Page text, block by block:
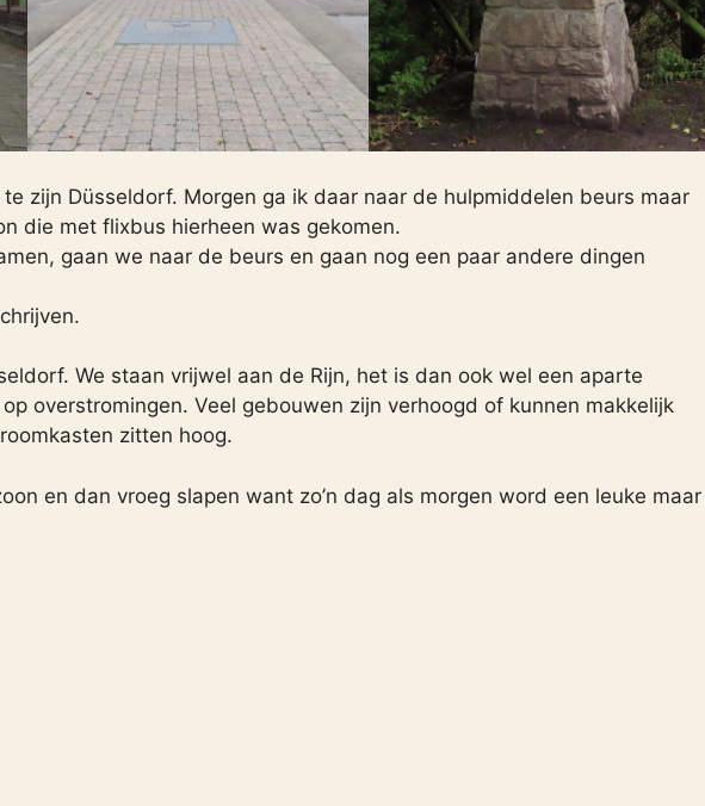
zijn Düsseldorf. Morgen ga ik daar naar de hulpmiddelen beurs maar
die met flixbus hierheen was gekomen.
gaan we naar de beurs en gaan nog een paar andere dingen
We staan vrijwel aan de Rijn, het is dan ook wel een aparte
overstromingen. Veel gebouwen zijn verhoogd of kunnen makkelijk
zitten hoog.
en dan vroeg slapen want zo’n dag als morgen word een leuke maar